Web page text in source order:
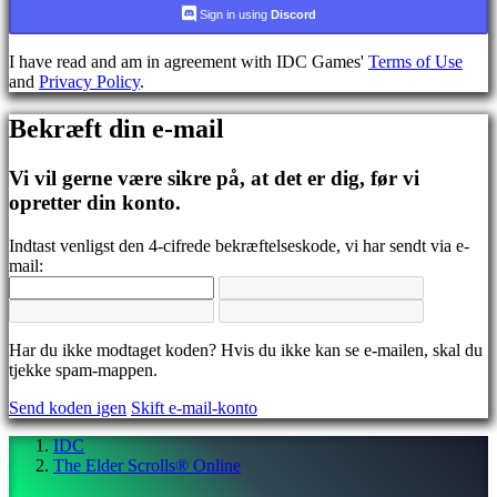
DA
EL
EN
ES
HR
IT
JA
NL
NO
RO
RU
SR
TH
TR
UK
Sign in using Discord
I have read and am in agreement with IDC Games' Terms of Use
and Privacy Policy.
Bekræft din e-mail
Vi vil gerne være sikre på, at det er dig, før vi
opretter din konto.
Indtast venligst den 4-cifrede bekræftelseskode, vi har sendt via e-
mail:
Har du ikke modtaget koden? Hvis du ikke kan se e-mailen, skal du
tjekke spam-mappen.
Send koden igen Skift e-mail-konto
IDC
The Elder Scrolls® Online